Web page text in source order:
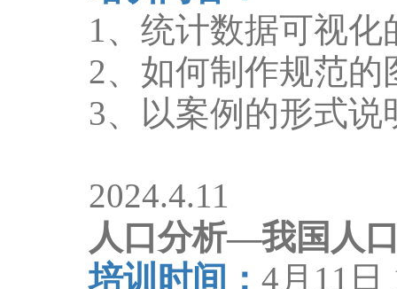
1、统计数据可视化
2、如何制作规范
3、以案例的形式
2024.4.11
人口分析—我国人
培训时间： 4月 11 日